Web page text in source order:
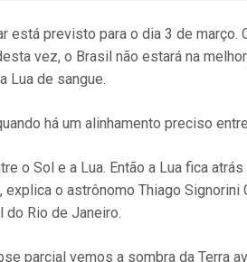
está previsto para o dia 3 de
vez, o Brasil não estará na
Lua de sangue.
há um alinhamento preciso
o Sol e a Lua. Então a Lua fica
o astrônomo Thiago
do Rio de Janeiro.
parcial vemos a sombra da Terra